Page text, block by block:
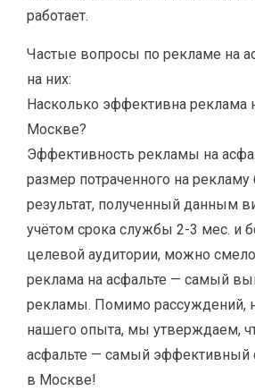
работает.
Частые вопросы по рекламе на
на них:
Насколько эффективна реклама
Москве?
Эффективность рекламы на
размер потраченного на
результат, полученный данным
учётом срока службы 2-3 мес. и
целевой аудитории, можно смело
реклама на асфальте — самый
рекламы. Помимо рассуждений,
нашего опыта, мы утверждаем,
асфальте — самый эффективный
в Москве!